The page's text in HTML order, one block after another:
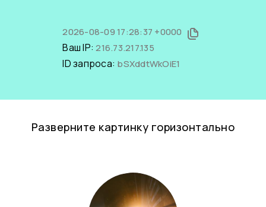
2026-08-09 17:28:37 +0000
Ваш IP:216.73.217.135
ID запроса: bSXddtWkOiE1
Разверните картинку горизонтально